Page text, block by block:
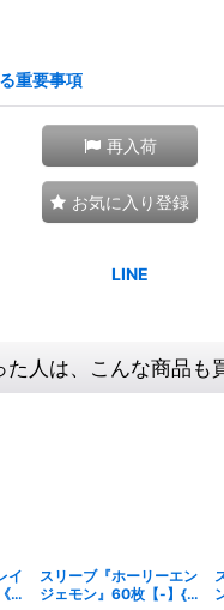
重要事項
再入荷
お気に入り登録
た人は、こんな商品も
イ
サ
スリーブ『ホーリーエン
ジェモン』60枚【-】{-}